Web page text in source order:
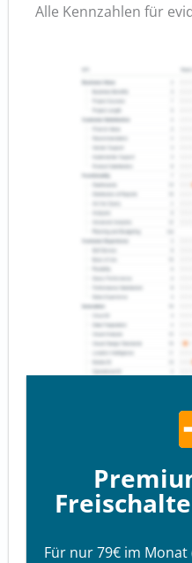
Alle Kennzahlen für
Für nur 79€ im Monat